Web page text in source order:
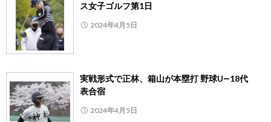
ス女子ゴルフ第1日
2024年4月5日
実戦形式で正林、箱山が本塁打 野球U―18代
表合宿
2024年4月5日